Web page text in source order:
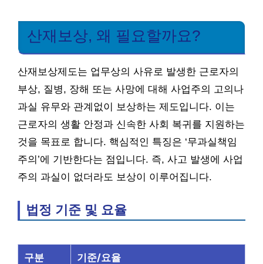
산재보상, 왜 필요할까요?
산재보상제도는 업무상의 사유로 발생한 근로자의
부상, 질병, 장해 또는 사망에 대해 사업주의 고의나
과실 유무와 관계없이 보상하는 제도입니다. 이는
근로자의 생활 안정과 신속한 사회 복귀를 지원하는
것을 목표로 합니다. 핵심적인 특징은 ‘무과실책임
주의’에 기반한다는 점입니다. 즉, 사고 발생에 사업
주의 과실이 없더라도 보상이 이루어집니다.
법정 기준 및 요율
구분 기준/요율